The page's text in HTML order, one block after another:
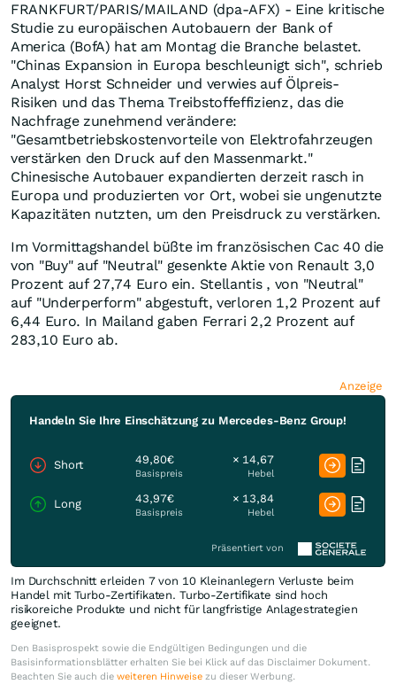
FRANKFURT/PARIS/MAILAND (dpa-AFX) - Eine kritische
Studie zu europäischen Autobauern der Bank of
America (BofA) hat am Montag die Branche belastet.
"Chinas Expansion in Europa beschleunigt sich", schrieb
Analyst Horst Schneider und verwies auf Ölpreis-
Risiken und das Thema Treibstoffeffizienz, das die
Nachfrage zunehmend verändere:
"Gesamtbetriebskostenvorteile von Elektrofahrzeugen
verstärken den Druck auf den Massenmarkt."
Chinesische Autobauer expandierten derzeit rasch in
Europa und produzierten vor Ort, wobei sie ungenutzte
Kapazitäten nutzten, um den Preisdruck zu verstärken.
Im Vormittagshandel büßte im französischen Cac 40 die
von "Buy" auf "Neutral" gesenkte Aktie von Renault 3,0
Prozent auf 27,74 Euro ein. Stellantis , von "Neutral"
auf "Underperform" abgestuft, verloren 1,2 Prozent auf
6,44 Euro. In Mailand gaben Ferrari 2,2 Prozent auf
283,10 Euro ab.
Anzeige
Handeln Sie Ihre Einschätzung zu Mercedes-Benz Group!
Short 49,80€
Basispreis
× 14,67
Hebel
Long 43,97€
Basispreis
× 13,84
Hebel
Präsentiert von
Im Durchschnitt erleiden 7 von 10 Kleinanlegern Verluste beim
Handel mit Turbo-Zertifikaten. Turbo-Zertifikate sind hoch
risikoreiche Produkte und nicht für langfristige Anlagestrategien
geeignet.
Den Basisprospekt sowie die Endgültigen Bedingungen und die
Basisinformationsblätter erhalten Sie bei Klick auf das Disclaimer Dokument.
Beachten Sie auch die weiteren Hinweise zu dieser Werbung.